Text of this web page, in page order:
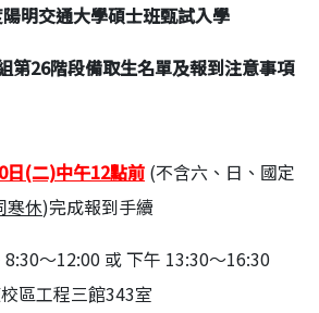
明交通大學碩士班甄試入學
第26階段備取生名單及報到注意事項
日(二)中午12點前 (不含六、日、國定
寒休)完成報到手續
～12:00 或 下午 13:30～16:30
區工程三館343室